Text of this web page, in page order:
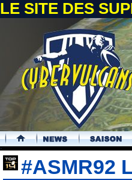
LE SITE DES
.
#ASMR92